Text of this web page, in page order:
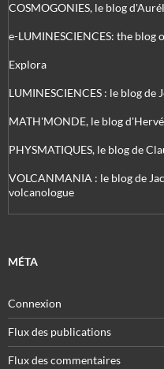
COSMOGONIES, le blog
e-LUMINESCIENCES: the blog
Explora
LUMINESCIENCES : le blog
MATH'MONDE, le blog
PHYSMATIQUES, le blog de
VOLCANMANIA : le blog de
volcanologue
MÉTA
Connexion
Flux des publications
Flux des commentaires